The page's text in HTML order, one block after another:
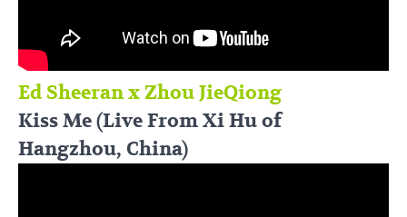
Ed Sheeran x Zhou JieQiong
Kiss Me (Live From Xi Hu of
Hangzhou, China)